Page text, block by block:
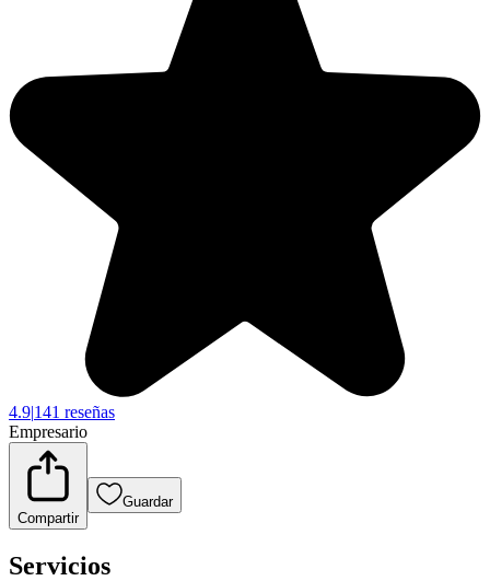
4.9|141 reseñas
Empresario
Compartir
Guardar
Servicios